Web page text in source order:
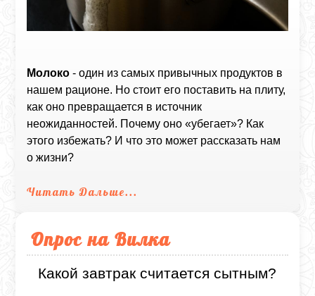
Молоко - один из самых привычных продуктов в
нашем рационе. Но стоит его поставить на плиту,
как оно превращается в источник
неожиданностей. Почему оно «убегает»? Как
этого избежать? И что это может рассказать нам
о жизни?
Читать Дальше...
Опрос на Вилка
Какой завтрак считается сытным?